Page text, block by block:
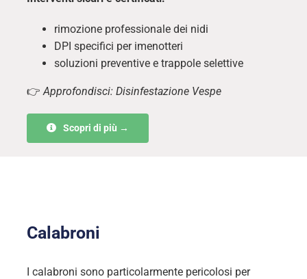
rimozione professionale dei nidi
DPI specifici per imenotteri
soluzioni preventive e trappole selettive
👉 Approfondisci: Disinfestazione Vespe
Scopri di più →
Calabroni
I calabroni sono particolarmente pericolosi per